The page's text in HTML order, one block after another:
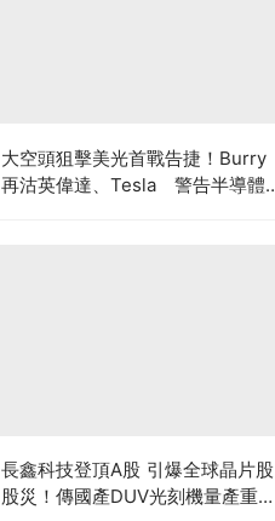
大空頭狙擊美光首戰告捷！Burry
再沽英偉達、Tesla 警告半導體
長鑫科技登頂A股 引爆全球晶片股
股災！傳國產DUV光刻機量產重創